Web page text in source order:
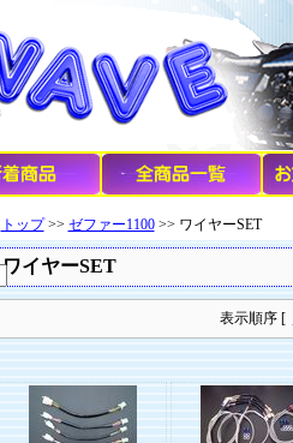
トップ>> ゼファー1100>> ワイヤーSET
ワイヤーSET
表示順序 [